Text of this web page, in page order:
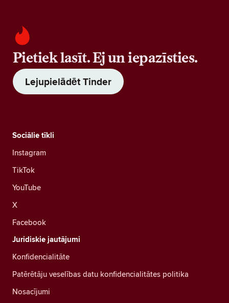
Pietiek lasīt. Ej un iepazīsties.
Lejupielādēt Tinder
Sociālie tīkli
Instagram
TikTok
YouTube
X
Facebook
Juridiskie jautājumi
Konfidencialitāte
Patērētāju veselības datu konfidencialitātes politika
Nosacījumi